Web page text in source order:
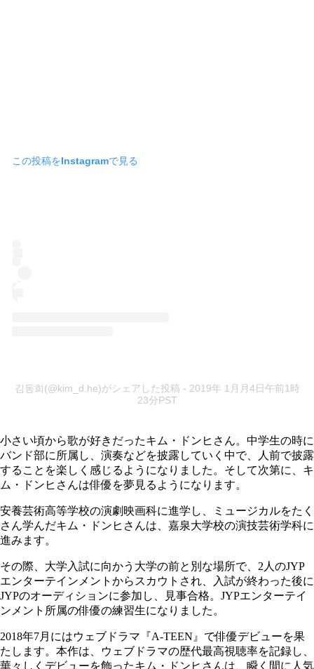
この投稿をInstagramで見る
김동희(@kim_d.he)がシェアした投稿 - 2019年 1月月4日午前1時
23分PST
小さい頃から歌が好きだったキム・ドンヒさん。中学生の時に
バンド部に所属し、演奏などを披露していく中で、人前で披露
することを楽しく感じるようになりました。そして次第に、キ
ム・ドンヒさんは俳優を夢見るようになります。
安養芸術高等学校の演劇映画科に進学し、ミュージカルをたく
さん学んだキム・ドンヒさんは、嘉泉大学校の演技芸術学科に
進みます。
その際、大学入試に向かう大学の前と別な場所で、2人のJYP
エンターテインメントからスカウトされ、入試が終わった後に
JYPのオーディションに参加し、見事合格。JYPエンターテイ
ンメント所属の俳優の練習生になりました。
2018年7月にはウェブドラマ『A-TEEN』で俳優デビューを果
たします。本作は、ウェブドラマの歴代最高視聴率を記録し、
華々しくデビューを飾ったキム・ドンヒさんは、瞬く間に人気